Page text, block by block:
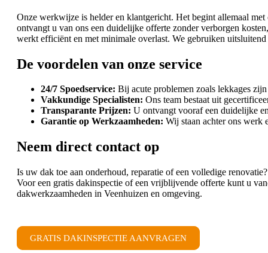
Onze werkwijze is helder en klantgericht. Het begint allemaal
ontvangt u van ons een duidelijke offerte zonder verborgen
werkt efficiënt en met minimale overlast. We gebruiken
De voordelen van onze service
24/7 Spoedservice: Bij acute problemen zoals lekkages
Vakkundige Specialisten: Ons team bestaat uit
Transparante Prijzen: U ontvangt vooraf een duidelijke
Garantie op Werkzaamheden: Wij staan achter ons werk
Neem direct contact op
Is uw dak toe aan onderhoud, reparatie of een volledige
Voor een gratis dakinspectie of een vrijblijvende offerte kunt u
dakwerkzaamheden in Veenhuizen en omgeving.
GRATIS DAKINSPECTIE AANVRAGEN